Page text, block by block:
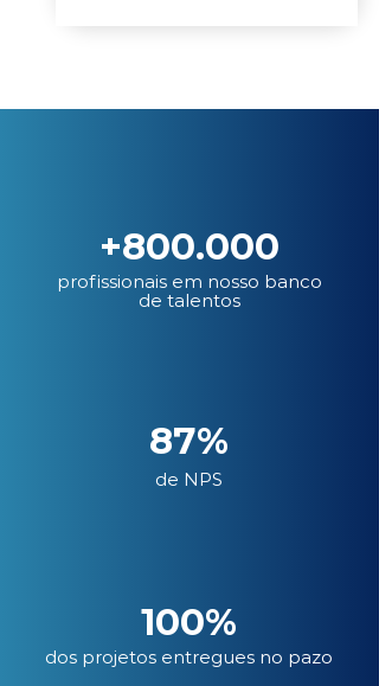
+800.000
profissionais em nosso banco
de talentos
87%
de NPS
100%
dos projetos entregues no pazo